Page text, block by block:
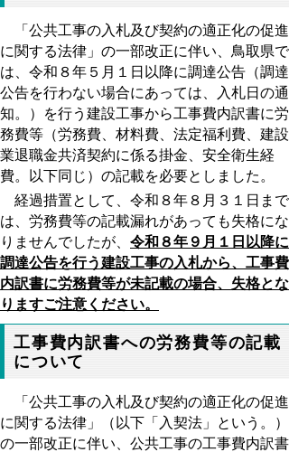
「公共工事の入札及び契約の適正化の促進
に関する法律」の一部改正に伴い、鳥取県で
は、令和８年５月１日以降に調達公告（調達
公告を行わない場合にあっては、入札日の通
知。）を行う建設工事から工事費内訳書に労
務費等（労務費、材料費、法定福利費、建設
業退職金共済契約に係る掛金、安全衛生経
費。以下同じ）の記載を必要としました。
経過措置として、令和８年８月３１日まで
は、労務費等の記載漏れがあっても失格にな
りませんでしたが、 令和８年９月１日以降に
調達公告を行う建設工事の入札から、工事費
内訳書に労務費等が未記載の場合、失格とな
りますご注意ください。
工事費内訳書への労務費等の記載
について
「公共工事の入札及び契約の適正化の促進
に関する法律」（以下「入契法」という。）
の一部改正に伴い、公共工事の工事費内訳書